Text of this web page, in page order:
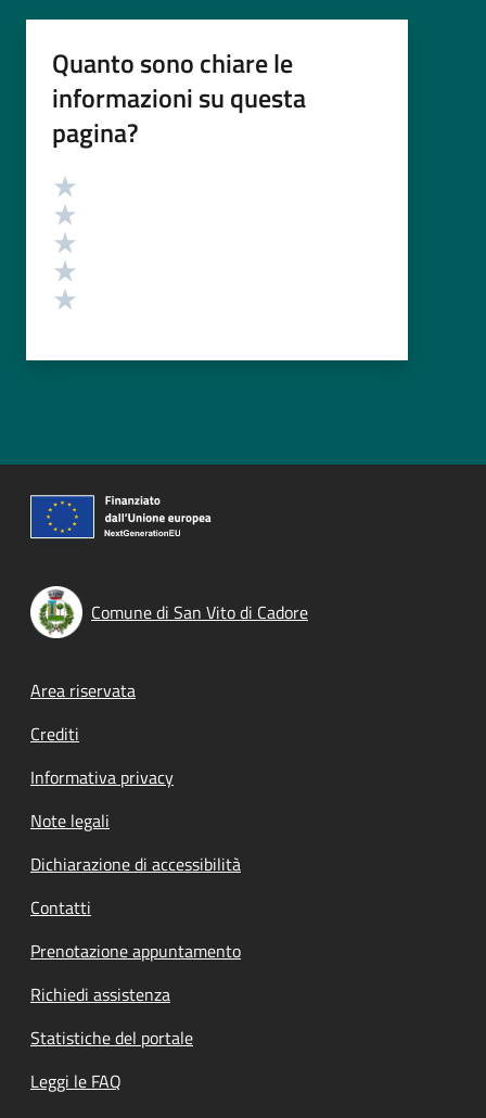
Quanto sono chiare le
informazioni su questa
pagina?
Valutazione
Comune di San Vito di Cadore
Footer menu
Area riservata
Crediti
Informativa privacy
Note legali
Dichiarazione di accessibilità
Contatti
Prenotazione appuntamento
Richiedi assistenza
Statistiche del portale
Leggi le FAQ